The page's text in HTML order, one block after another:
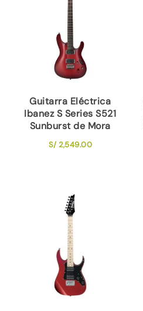
Guitarra Eléctrica
Ibanez S Series S521
Sunburst de Mora
S/2,549.00